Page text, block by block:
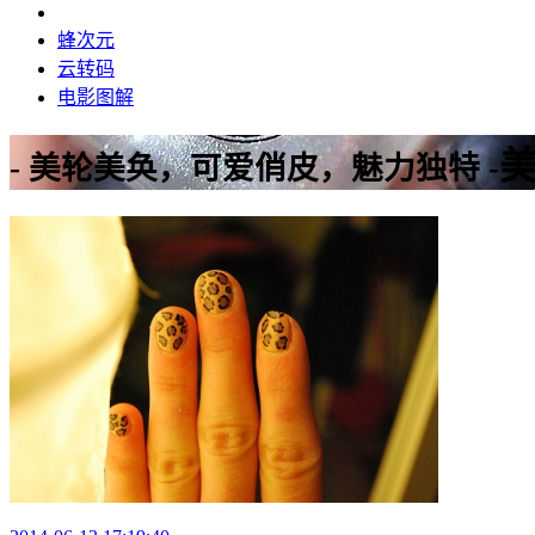
蜂次元
云转码
电影图解
- 美轮美奂，可爱俏皮，魅力独特 -